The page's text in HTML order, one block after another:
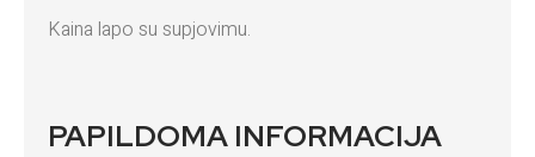
Kaina lapo su supjovimu.
PAPILDOMA INFORMACIJA